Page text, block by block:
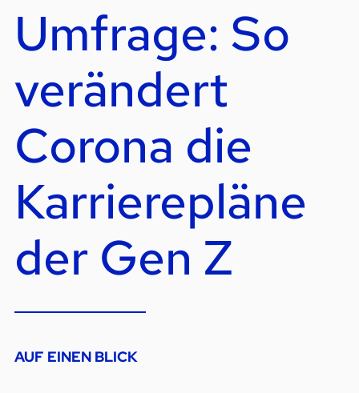
Umfrage: So
verändert
Corona die
Karrierepläne
der Gen Z
AUF EINEN BLICK